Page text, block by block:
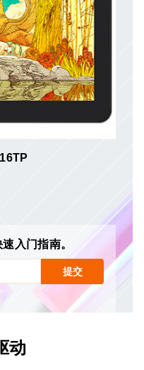
入门指南。
提交
动